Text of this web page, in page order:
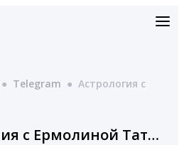
● Telegram ● Астрология с
Астрология с Ермолиной Татьяной